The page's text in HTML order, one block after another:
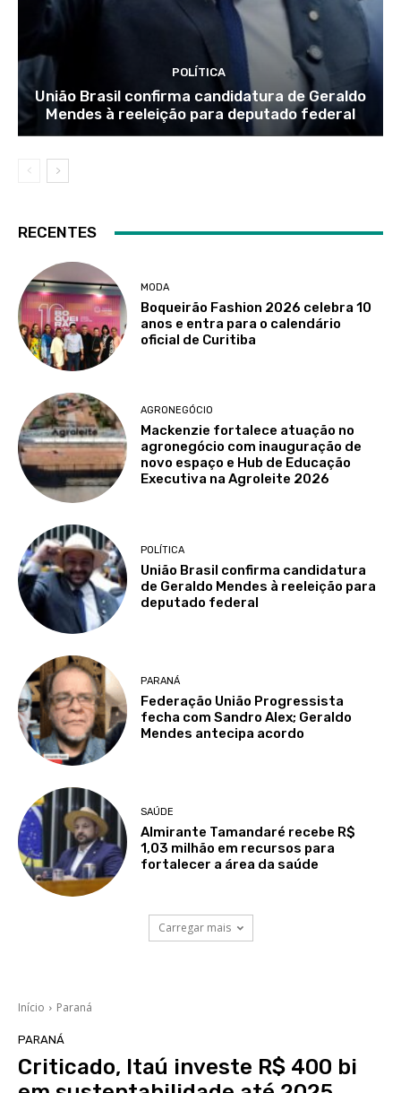
POLÍTICA
União Brasil confirma candidatura de Geraldo
Mendes à reeleição para deputado federal
RECENTES
MODA
Boqueirão Fashion 2026 celebra 10
anos e entra para o calendário
oficial de Curitiba
AGRONEGÓCIO
Mackenzie fortalece atuação no
agronegócio com inauguração de
novo espaço e Hub de Educação
Executiva na Agroleite 2026
POLÍTICA
União Brasil confirma candidatura
de Geraldo Mendes à reeleição para
deputado federal
PARANÁ
Federação União Progressista
fecha com Sandro Alex; Geraldo
Mendes antecipa acordo
SAÚDE
Almirante Tamandaré recebe R$
1,03 milhão em recursos para
fortalecer a área da saúde
Carregar mais